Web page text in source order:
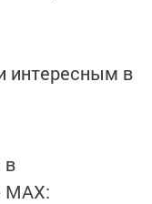
интересным в
в
MАХ: